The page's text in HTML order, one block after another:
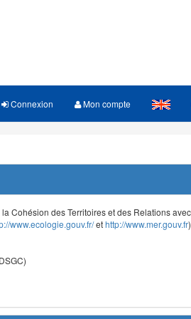
Connexion Mon compte
Cohésion des Territoires et des Relations
www.ecologie.gouv.fr/ethttp://www.mer.gouv.fr